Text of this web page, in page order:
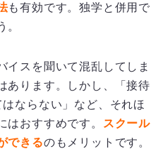
も有効です。独学と併用で
。
イスを聞いて混乱してしま
あります。しかし、「接待
ならない」など、それほ
はおすすめです。 スクール
できるのもメリットです。